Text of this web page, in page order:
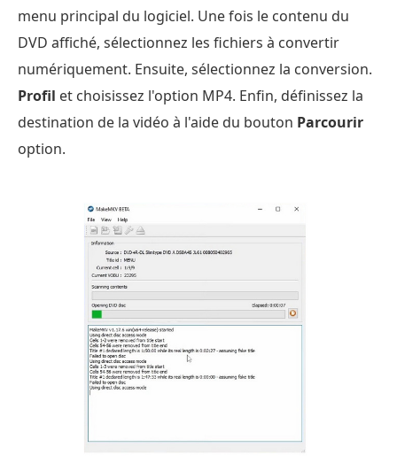
menu principal du logiciel. Une fois le contenu du
DVD affiché, sélectionnez les fichiers à convertir
numériquement. Ensuite, sélectionnez la conversion.
Profil et choisissez l'option MP4. Enfin, définissez la
destination de la vidéo à l'aide du bouton Parcourir
option.